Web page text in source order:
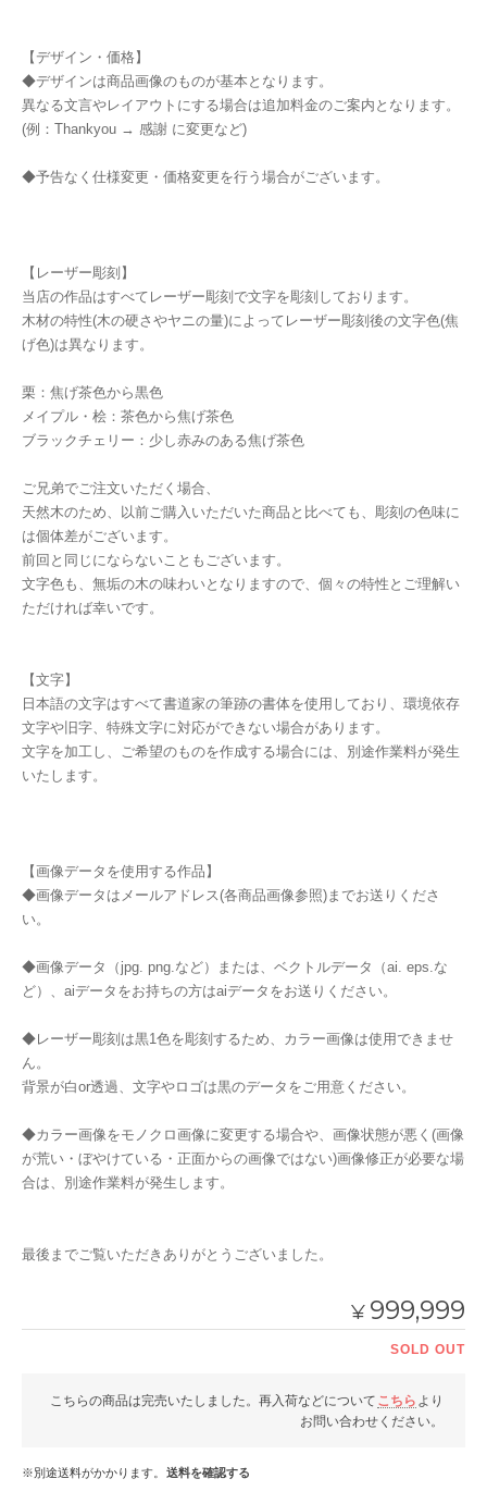
【デザイン・価格】
◆デザインは商品画像のものが基本となります。
異なる文言やレイアウトにする場合は追加料金のご案内となります。
(例：Thankyou → 感謝 に変更など)
◆予告なく仕様変更・価格変更を行う場合がございます。
【レーザー彫刻】
当店の作品はすべてレーザー彫刻で文字を彫刻しております。
木材の特性(木の硬さやヤニの量)によってレーザー彫刻後の文字色(焦
げ色)は異なります。
栗：焦げ茶色から黒色
メイプル・桧：茶色から焦げ茶色
ブラックチェリー：少し赤みのある焦げ茶色
ご兄弟でご注文いただく場合、
天然木のため、以前ご購入いただいた商品と比べても、彫刻の色味に
は個体差がございます。
前回と同じにならないこともございます。
文字色も、無垢の木の味わいとなりますので、個々の特性とご理解い
ただければ幸いです。
【文字】
日本語の文字はすべて書道家の筆跡の書体を使用しており、環境依存
文字や旧字、特殊文字に対応ができない場合があります。
文字を加工し、ご希望のものを作成する場合には、別途作業料が発生
いたします。
【画像データを使用する作品】
◆画像データはメールアドレス(各商品画像参照)までお送りくださ
い。
◆画像データ（jpg. png.など）または、ベクトルデータ（ai. eps.な
ど）、aiデータをお持ちの方はaiデータをお送りください。
◆レーザー彫刻は黒1色を彫刻するため、カラー画像は使用できませ
ん。
背景が白or透過、文字やロゴは黒のデータをご用意ください。
◆カラー画像をモノクロ画像に変更する場合や、画像状態が悪く(画像
が荒い・ぼやけている・正面からの画像ではない)画像修正が必要な場
合は、別途作業料が発生します。
最後までご覧いただきありがとうございました。
¥ 999,999
SOLD OUT
こちらの商品は完売いたしました。再入荷などについて こちら より
お問い合わせください。
※別途送料がかかります。 送料を確認する